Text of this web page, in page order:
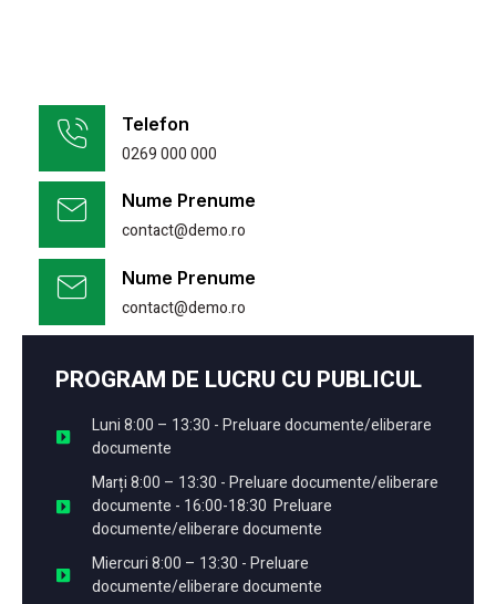
Telefon
0269 000 000
Nume Prenume
contact@demo.ro
Nume Prenume
contact@demo.ro
PROGRAM DE LUCRU CU PUBLICUL
Luni 8:00 – 13:30 - Preluare documente/eliberare
documente
Marți 8:00 – 13:30 - Preluare documente/eliberare
documente - 16:00-18:30 Preluare
documente/eliberare documente
Miercuri 8:00 – 13:30 - Preluare
documente/eliberare documente